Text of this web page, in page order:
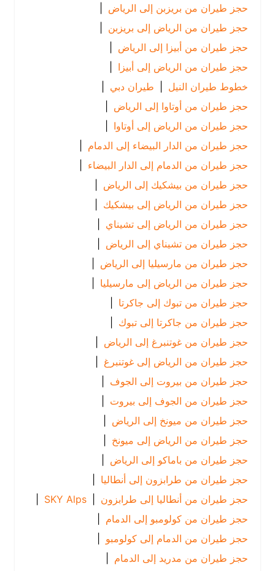
حجز طيران من بريزبن إلى الرياض
|
حجز طيران من الرياض إلى بريزبن |
حجز طيران من أبيزا إلى الرياض
|
حجز طيران من الرياض إلى أبيزا
خطوط طيران النيل | طيران دبي |
حجز طيران من أوتاوا إلى الرياض
|
حجز طيران من الرياض إلى أوتاوا |
حجز طيران من الدار البيضاء إلى الدمام
|
حجز طيران من الدمام إلى الدار البيضاء |
حجز طيران من بيشكيك إلى الرياض
|
حجز طيران من الرياض إلى بيشكيك |
حجز طيران من الرياض إلى تشيناي |
حجز طيران من تشيناي إلى الرياض
|
حجز طيران من مارسيليا إلى الرياض
|
حجز طيران من الرياض إلى مارسيليا |
حجز طيران من تبوك إلى جاكرتا
|
حجز طيران من جاكرتا إلى تبوك
|
حجز طيران من غوتنبرغ إلى الرياض
|
حجز طيران من الرياض إلى غوتنبرغ |
حجز طيران من بيروت إلى الجوف |
حجز طيران من الجوف إلى بيروت
|
حجز طيران من ميونخ إلى الرياض
|
حجز طيران من الرياض إلى ميونخ |
حجز طيران من باماكو إلى الرياض
|
حجز طيران من طرابزون إلى أنطاليا
|
حجز طيران من أنطاليا إلى طرابزون |
SKY Alps
|
حجز طيران من كولومبو إلى الدمام
|
حجز طيران من الدمام إلى كولومبو |
حجز طيران من مدريد إلى الدمام
|